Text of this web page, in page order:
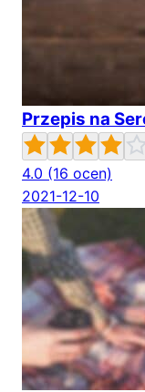
Przepis na
4.0 (16 ocen)
2021-12-10